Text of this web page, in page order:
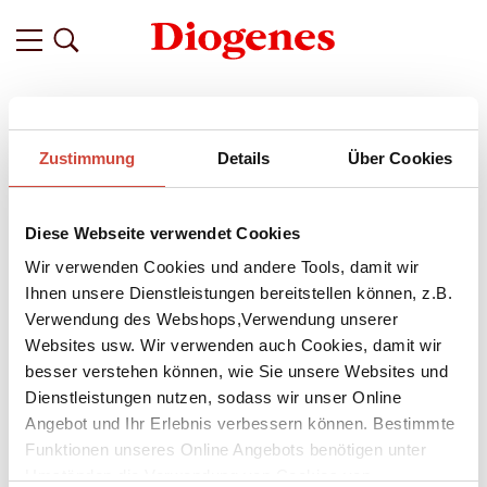
Zustimmung Details Über Cookies
Diese Webseite verwendet Cookies
Wir verwenden Cookies und andere Tools, damit wir
Ihnen unsere Dienstleistungen bereitstellen können, z.B.
Verwendung des Webshops,Verwendung unserer
Websites usw. Wir verwenden auch Cookies, damit wir
besser verstehen können, wie Sie unsere Websites und
Dienstleistungen nutzen, sodass wir unser Online
Angebot und Ihr Erlebnis verbessern können. Bestimmte
Funktionen unseres Online Angebots benötigen unter
Related Featured
vor 10 Jahren
Donna Leon und Brunetti feiern 25.
Jubiläum
Seit fünfundzwanzig Fällen begleitet Commissario Guido
Brunetti nun schon
Donna Leon . Der Jubiläumsroman,
Ewige
, ist heute erschienen. Wir wollten mehr über das
vertraute Verhältnis zwischen dem venezianischen Ermittler
und seiner Schöpferin erfahren und trafen die sympathische
Bestsellerautorin zum Gespräch.